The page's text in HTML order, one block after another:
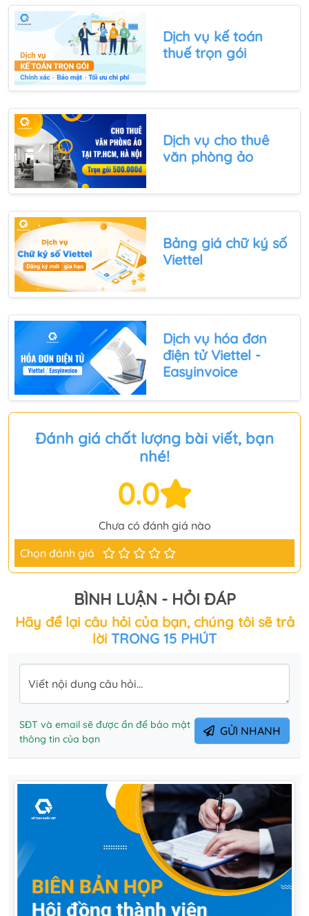
Dịch vụ kế toán
thuế trọn gói
Dịch vụ cho thuê
văn phòng ảo
Bảng giá chữ ký số
Viettel
Dịch vụ hóa đơn
điện tử Viettel -
Easyinvoice
Đánh giá chất lượng bài viết, bạn
nhé!
0.0
Chưa có đánh giá nào
Chọn đánh giá
BÌNH LUẬN - HỎI ĐÁP
Hãy để lại câu hỏi của bạn, chúng tôi sẽ trả
lời TRONG 15 PHÚT
Viết nội dung câu hỏi...
SĐT và email sẽ được ẩn để bảo mật
thông tin của bạn
GỬI NHANH